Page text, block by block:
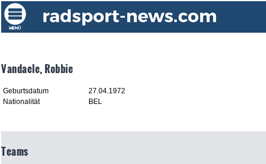
Vandaele, Robbie
Geburtsdatum
27.04.1972
Nationalität
BEL
Teams